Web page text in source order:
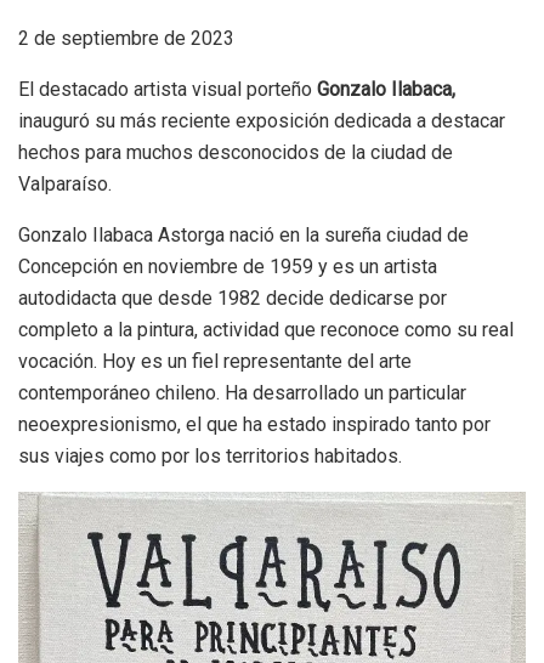
2 de septiembre de 2023
El destacado artista visual porteño Gonzalo Ilabaca,
inauguró su más reciente exposición dedicada a destacar
hechos para muchos desconocidos de la ciudad de
Valparaíso.
Gonzalo Ilabaca Astorga nació en la sureña ciudad de
Concepción en noviembre de 1959 y es un artista
autodidacta que desde 1982 decide dedicarse por
completo a la pintura, actividad que reconoce como su real
vocación. Hoy es un fiel representante del arte
contemporáneo chileno. Ha desarrollado un particular
neoexpresionismo, el que ha estado inspirado tanto por
sus viajes como por los territorios habitados.